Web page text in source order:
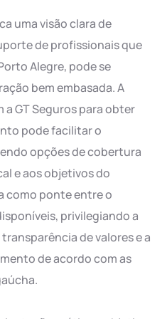
uma visão clara de
de profissionais que
Alegre, pode se
bem embasada. A
GT Seguros para obter
pode facilitar o
opções de cobertura
e aos objetivos do
como ponte entre o
privilegiando a
de valores e a
de acordo com as